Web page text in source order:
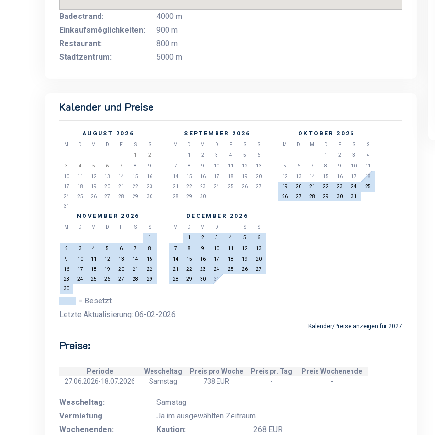
Badestrand:
4000 m
Einkaufsmöglichkeiten:
900 m
Restaurant:
800 m
Stadtzentrum:
5000 m
Kalender und Preise
AUGUST 2026
M D M D F S
S
1
2
3
4 5 6 7 8
9
10
11 12 13 14 15
16
17
18 19 20 21 22
23
24
25 26 27 28 29
30
31
SEPTEMBER 2026
M D M D F S
S
1
2 3 4 5
6
7
8 9 10 11 12
13
14
15 16 17 18 19
20
21
22 23 24 25 26
27
28
29 30
OKTOBER 2026
M D M D F S
S
1
2 3
4
5
6 7 8 9 10
11
12
13 14 15 16 17
18
19
20 21 22 23 24
25
26
27 28 29 30 31
NOVEMBER 2026
M D M D F S
S
1
2
3 4 5 6 7
8
9
10 11 12 13 14
15
16
17 18 19 20 21
22
23
24 25 26 27 28
29
30
DECEMBER 2026
M D M D F S
S
1
2 3 4 5
6
7
8 9 10 11 12
13
14
15 16 17 18 19
20
21
22 23 24 25 26
27
28
29 30 31
= Besetzt
Letzte Aktualisierung: 06-02-2026
Kalender/Preise anzeigen für 2027
Preise:
Periode Wescheltag Preis pro Woche Preis pr. Tag
Preis Wochenende
27.06.2026-18.07.2026
Samstag 738 EUR - -
Wescheltag:
Samstag
Vermietung
Wochenenden:
Ja im ausgewählten Zeitraum
Kaution:
268 EUR